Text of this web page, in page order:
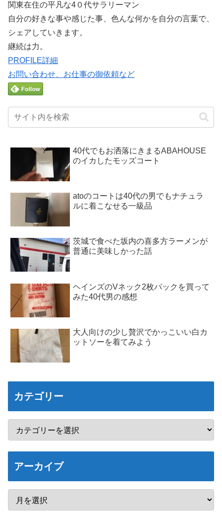
関東在住の平凡な4０代サラリーマン
自分の好きな事や感じた事、色んな何かを自分の言葉で、
シェアしていきます。
継続は力。
PROFILE詳細
お問い合わせ、お仕事の御依頼など
40代でもお洒落にきまるABAHOUSE
のイカしたモッズコート
atoのコートは40代の男でもナチュラ
ルに着こなせる一級品
茨城で食べた坂内の喜多方ラーメンが
普通に美味しかった話
ヘインズのVネック2枚パックを買って
みた40代男の感想
大人向けの少し贅沢でかっこいい白カ
ットソーを着てみよう
カテゴリー
アーカイブ